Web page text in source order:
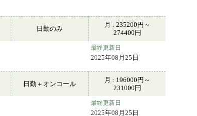
日勤のみ
月 : 235200円～
274400円
最終更新日
2025年08月25日
日勤＋オンコール
月 : 196000円～
231000円
最終更新日
2025年08月25日